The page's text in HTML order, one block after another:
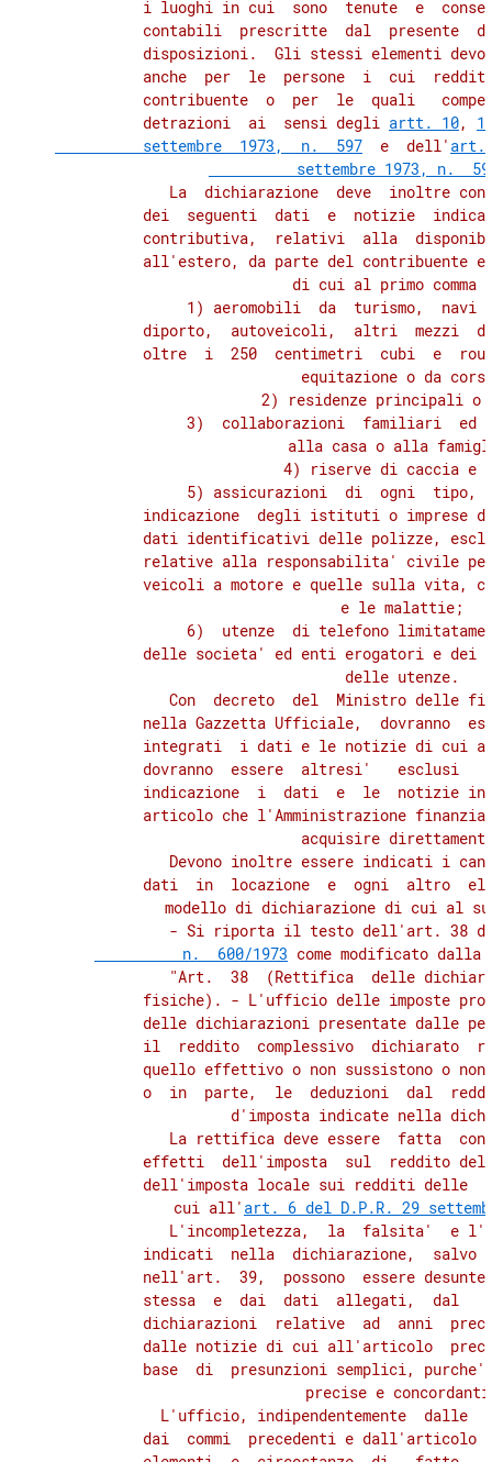
CAPO I
DISPOSIZIONI IN MATERIA DI RIVALUTAZIONE
DEI BENI IMMOBILI DELLE IMPRESE
TITOLO IV
RIVALUTAZIONE DI BENI IMMOBILI
DELLE IMPRESE E DISPOSIZIONI PER
LA TASSAZIONE DI TALUNE PLUSVALENZE DA CONFERIMENTI
DISPOSIZIONI PER LA TASSAZIONE
DI PLUSVALENZE DA CONFERIMENTI
TITOLO V
DISPOSIZIONI PER LA REVISIONE
DEL CONTENZIOSO TRIBUTARIO
TITOLO VI
DISPOSIZIONI PER AGEVOLARE
LA DEFINIZIONE DELLE SITUAZIONI
CAPO I
IMPOSTE SUI REDDITI
40
TITOLO VI
DISPOSIZIONI PER AGEVOLARE
LA DEFINIZIONE DELLE SITUAZIONI
E PENDENZE TRIBUTARIE
CAPO II
IMPOSTE INDIRETTE
i luoghi in cui  sono  tenute  e
contabili  prescritte  dal  presente
disposizioni.  Gli stessi elementi
anche  per  le  persone  i  cui
contribuente  o  per  le  quali
          detrazioni  ai  sensi degli
artt. 10,
          settembre  1973,  n.  597
  e  dell'
art.
settembre 1973, n.
La  dichiarazione  deve  inoltre
dei  seguenti  dati  e  notizie
contributiva,  relativi  alla
all'estero, da parte del contribuente
di cui al primo comma
1) aeromobili  da  turismo,  navi
diporto,  autoveicoli,  altri  mezzi
oltre  i  250  centimetri  cubi  e
equitazione o da
2) residenze principali o
3)  collaborazioni  familiari  ed
alla casa o alla
4) riserve di caccia e
5) assicurazioni  di  ogni  tipo,
indicazione  degli istituti o imprese
dati identificativi delle polizze,
relative alla responsabilita' civile
veicoli a motore e quelle sulla vita,
          e le malattie;
6)  utenze  di telefono
delle societa' ed enti erogatori e dei
          delle utenze.
Con  decreto  del  Ministro delle
nella Gazzetta Ufficiale,  dovranno
integrati  i dati e le notizie di cui
dovranno  essere  altresi'   esclusi
indicazione  i  dati  e  le  notizie
articolo che l'Amministrazione
acquisire
Devono inoltre essere indicati i
dati  in  locazione  e  ogni  altro
modello di dichiarazione di cui al
- Si riporta il testo dell'art. 38
          n.  600/1973
come modificato dalla
"Art.  38  (Rettifica  delle
fisiche). - L'ufficio delle imposte
delle dichiarazioni presentate dalle
il  reddito  complessivo  dichiarato
quello effettivo o non sussistono o
o  in  parte,  le  deduzioni  dal
d'imposta indicate nella
La rettifica deve essere  fatta
effetti  dell'imposta  sul  reddito
dell'imposta locale sui redditi delle
          cui all'
art. 6 del D.P.R. 29
L'incompletezza,  la  falsita'  e
indicati  nella  dichiarazione,  salvo
nell'art.  39,  possono  essere
stessa  e  dai  dati  allegati,  dal
dichiarazioni  relative  ad  anni
dalle notizie di cui all'articolo
base  di  presunzioni semplici,
precise e
L'ufficio, indipendentemente  dalle
dai  commi  precedenti e dall'articolo